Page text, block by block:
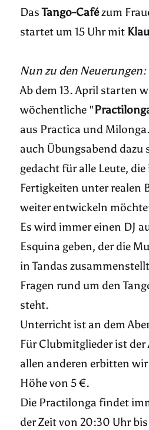
DasTango-Cafézum
startet um 15 Uhr mit
Nun zu den Neuerungen:
Ab dem 13. April starten
wöchentliche "
aus Practica und
auch Übungsabend dazu
gedacht für alle Leute,
Fertigkeiten unter realen
weiter entwickeln
Es wird immer einen DJ
Esquina geben, der die
in Tandas
Fragen rund um den
steht.
Unterricht ist an dem
Für Clubmitglieder ist der
allen anderen erbitten
Höhe von 5 €.
Die Practilonga findet
der Zeit von 20:30 Uhr